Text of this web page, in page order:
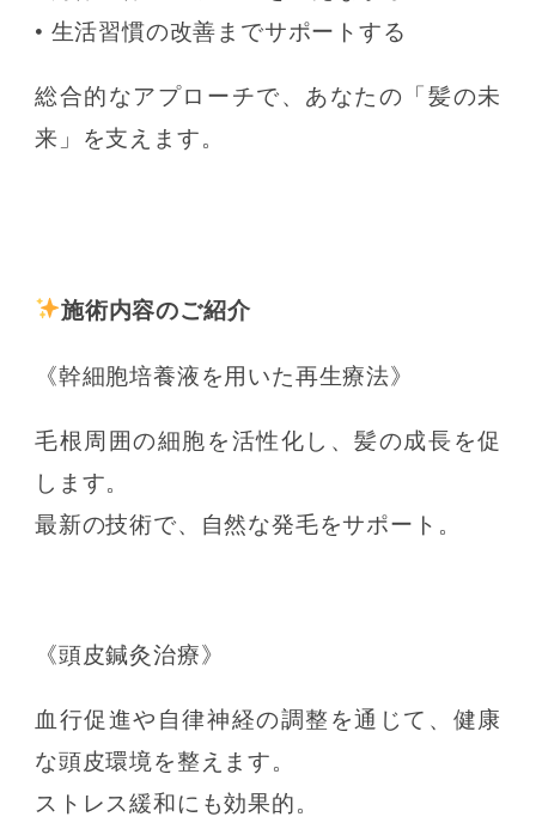
• 生活習慣の改善までサポートする
総合的なアプローチで、あなたの「髪の未
来」を支えます。
施術内容のご紹介
《幹細胞培養液を用いた再生療法》
毛根周囲の細胞を活性化し、髪の成長を促
します。
最新の技術で、自然な発毛をサポート。
《頭皮鍼灸治療》
血行促進や自律神経の調整を通じて、健康
な頭皮環境を整えます。
ストレス緩和にも効果的。